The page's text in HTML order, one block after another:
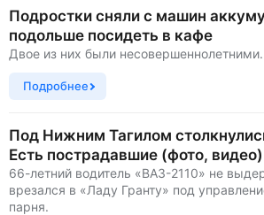
Город
Власть
Жизнь
Общество
Рассказать новость
Подростки сняли с машин
подольше посидеть в кафе
Двое из них были несовершеннолетними.
Подробнее
Под Нижним Тагилом
Есть пострадавшие (фото, видео)
66-летний водитель «ВАЗ-2110» не
врезался в «Ладу Гранту» под
парня.